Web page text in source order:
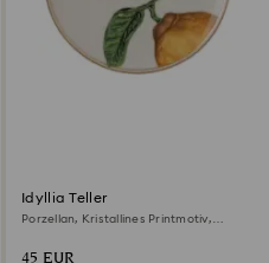
Idyllia Teller
Porzellan, Kristallines Printmotiv,